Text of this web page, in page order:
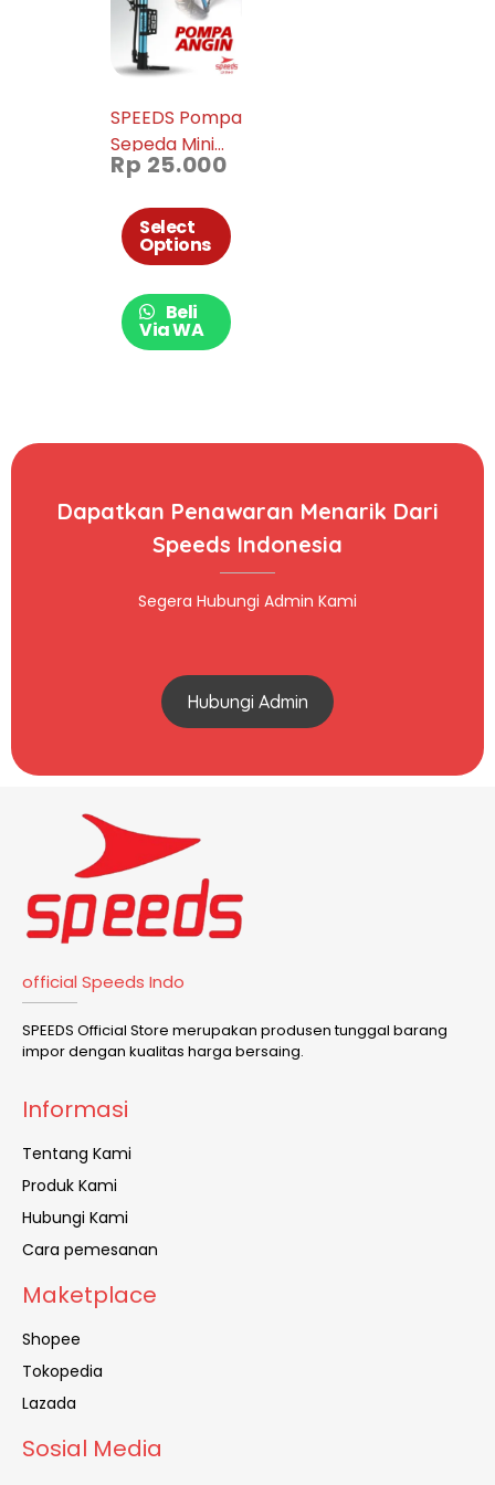
SPEEDS Pompa
Sepeda Mini
Bola Basket
Pelampung
Inflator Simple
Rp 25.000
Select
Options
Beli
Via WA
Dapatkan Penawaran Menarik Dari
Speeds Indonesia
Segera Hubungi Admin Kami
Hubungi Admin
official Speeds Indo
SPEEDS Official Store merupakan produsen tunggal barang
impor dengan kualitas harga bersaing.
Informasi
Tentang Kami
Produk Kami
Hubungi Kami
Cara pemesanan
Maketplace
Shopee
Tokopedia
Lazada
Sosial Media